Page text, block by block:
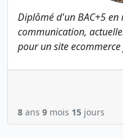
Diplômé d'un BAC+5
communication,
pour un site
8 ans 9 mois 15 jours